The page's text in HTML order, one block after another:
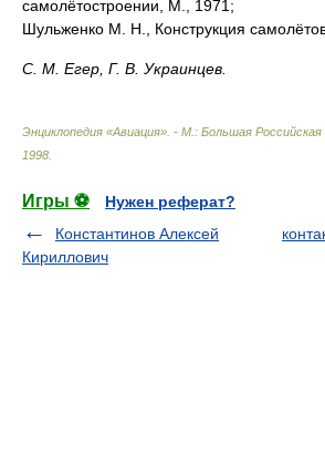
самолётостроении, М., 1971;
Шульженко М. Н., Конструкция
С. М. Егер, Г. В. Украинцев.
Энциклопедия «Авиация». - М.: Большая Российская
1998
Игры ⚽
Нужен реферат?
Константинов Алексей
Кириллович